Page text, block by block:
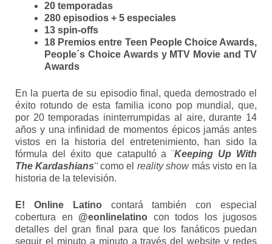
20 temporadas
280 episodios + 5 especiales
13 spin-offs
18 Premios entre Teen People Choice Awards,
People´s Choice Awards y MTV Movie and TV
Awards
En la puerta de su episodio final, queda demostrado el
éxito rotundo de esta familia icono pop mundial, que,
por 20 temporadas ininterrumpidas al aire, durante 14
años y una infinidad de momentos épicos jamás antes
vistos en la historia del entretenimiento, han sido la
fórmula del éxito que catapultó a ¨Keeping Up With
The Kardashians¨como el reality showmás visto en la
historia de la televisión.
E! Online Latinocontará también con especial
cobertura en @eonlinelatino con todos los jugosos
detalles del gran final para que los fanáticos puedan
seguir el minuto a minuto a través del website y redes